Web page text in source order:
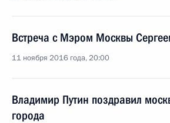
Встреча с Мэром Москвы
11 ноября 2016 года, 20:00
Владимир Путин поздравил
города